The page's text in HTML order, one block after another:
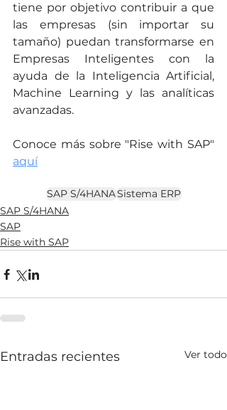
tiene por objetivo contribuir a que
las empresas (sin importar su
tamaño) puedan transformarse en
Empresas Inteligentes con la
ayuda de la Inteligencia Artificial,
Machine Learning y las analíticas
avanzadas.
aquí
SAP S/4HANASistema ERP
SAP S/4HANA
SAP
Rise with SAP
Entradas recientes Ver todo